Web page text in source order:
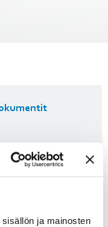
ja mainosten
ErP-direktiivi!
kohdalle on